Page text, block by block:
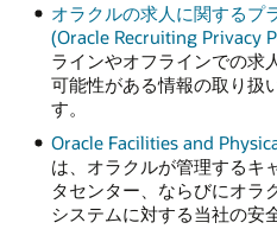
オラクルの求人に関するプ
(Oracle Recruiting Privacy
ラインやオフラインでの求
可能性がある情報の取り扱
す。
Oracle Facilities and
は、オラクルが管理するキ
タセンター、ならびにオラ
システムに対する当社の安